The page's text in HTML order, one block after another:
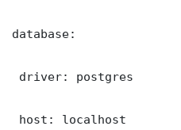
database:
driver: postgres
host: localhost